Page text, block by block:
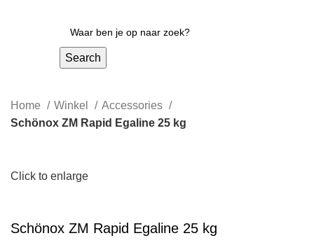
Search
Home Winkel
Accessories
Schönox ZM Rapid Egaline 25 kg
Click to enlarge
Schönox ZM Rapid Egaline 25 kg